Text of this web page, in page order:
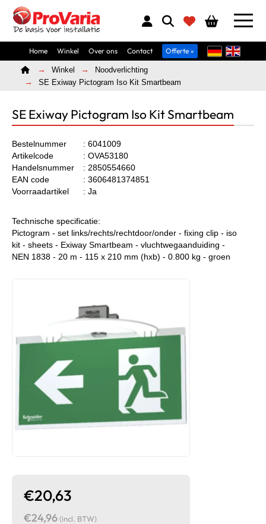
Home Winkel Over ons Contact Offerte »
Home Winkel
Noodverlichting
SE Exiway Pictogram Iso Kit Smartbeam
SE Exiway Pictogram Iso Kit Smartbeam
Bestelnummer
: 6041009
Artikelcode
: OVA53180
Handelsnummer
: 2850554660
EAN code
: 3606481374851
Voorraadartikel
: Ja
Technische specificatie:
Pictogram - set links/rechts/rechtdoor/onder - fixing clip - iso
kit - sheets - Exiway Smartbeam - vluchtwegaanduiding -
NEN 1838 - 20 m - 115 x 210 mm (hxb) - 0.800 kg - groen
€20,63
€24,96(incl. BTW)